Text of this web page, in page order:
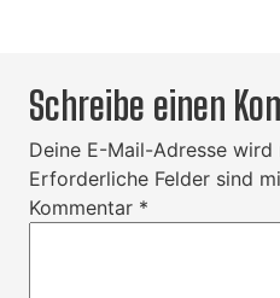
Schreibe einen
Deine E-Mail-Adresse
Erforderliche Felder sind
Kommentar *